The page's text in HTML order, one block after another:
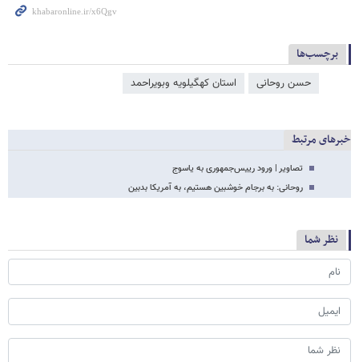
برچسب‌ها
حسن روحانی استان کهگیلویه وبویراحمد
خبرهای مرتبط
تصاویر | ورود رییس‌جمهوری به یاسوج
روحانی: به برجام خوشبین‌ هستیم، به آمریکا بدبین
نظر شما